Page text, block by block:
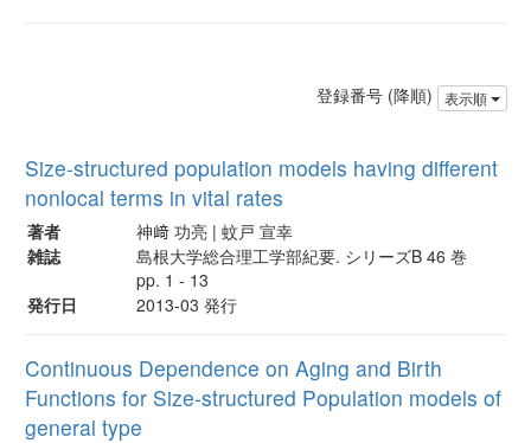
登録番号 (降順) 表示順
Size-structured population models having different
nonlocal terms in vital rates
著者
神﨑 功亮 | 蚊戸 宣幸
雑誌
島根大学総合理工学部紀要. シリーズB 46 巻
pp. 1 - 13
発行日
2013-03 発行
Continuous Dependence on Aging and Birth
Functions for Size-structured Population models of
general type